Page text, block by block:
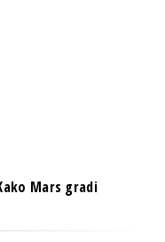
Mars gradi